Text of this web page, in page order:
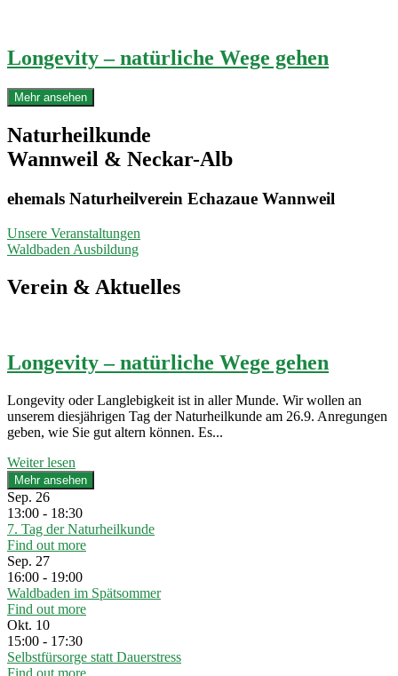
Longevity – natürliche Wege gehen
Mehr ansehen
Naturheilkunde
Wannweil & Neckar-Alb
ehemals Naturheilverein Echazaue Wannweil
Unsere Veranstaltungen
Waldbaden Ausbildung
Verein & Aktuelles
Longevity – natürliche Wege gehen
Longevity oder Langlebigkeit ist in aller Munde. Wir wollen an
unserem diesjährigen Tag der Naturheilkunde am 26.9. Anregungen
geben, wie Sie gut altern können. Es...
Weiter lesen
Mehr ansehen
Sep. 26
13:00 - 18:30
7. Tag der Naturheilkunde
Find out more
Sep. 27
16:00 - 19:00
Waldbaden im Spätsommer
Find out more
Okt. 10
15:00 - 17:30
Selbstfürsorge statt Dauerstress
Find out more